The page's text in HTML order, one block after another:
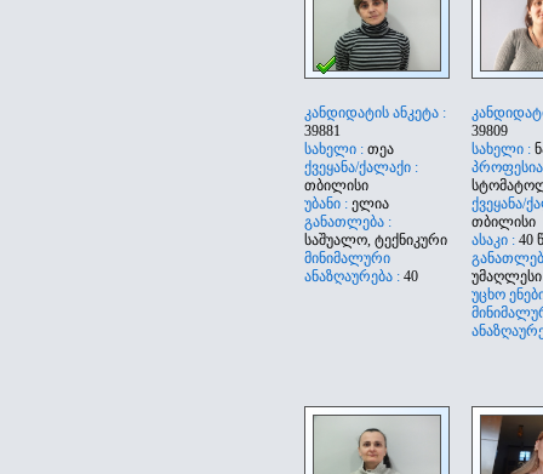
კანდიდატის ანკეტა :
39881
სახელი : თეა
ქვეყანა/ქალაქი :
თბილისი
უბანი : ელია
განათლება :
საშუალო, ტექნიკური
მინიმალური
ანაზღაურება : 40
39809
სახელი :
ქვეყანა/
თბილისი
ასაკი : 40
უმაღლესი
უცხო